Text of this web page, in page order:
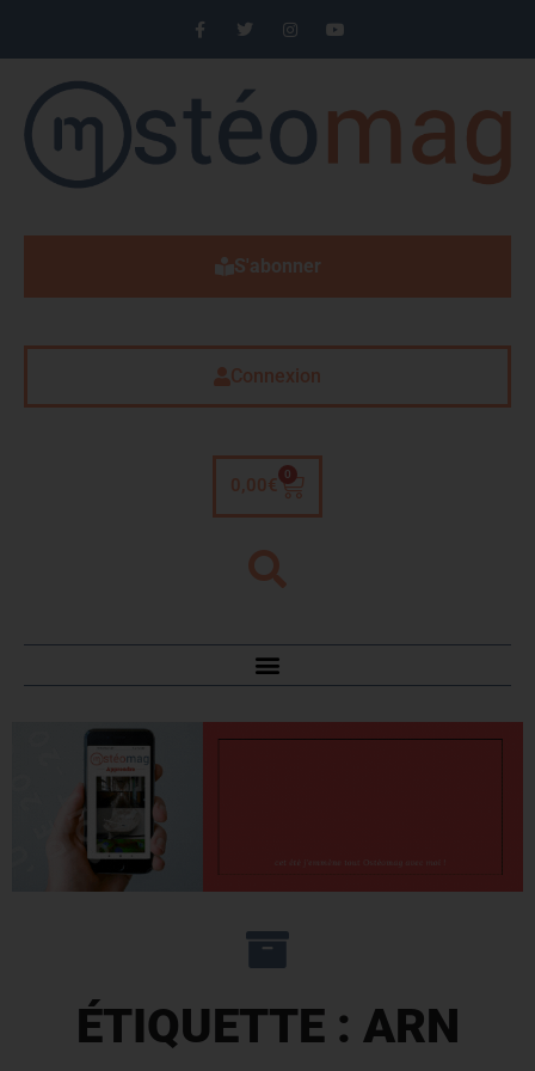
S'abonner
Connexion
0,00 €
0
ÉTIQUETTE : ARN